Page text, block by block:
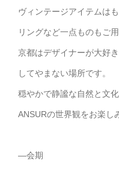
ヴィンテージアイテムは
リングなど一点ものもご
京都はデザイナーが大好
してやまない場所です。
穏やかで静謐な自然と文
ANSURの世界観をお楽し
—会期